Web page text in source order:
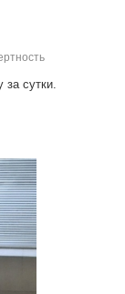
за сутки.